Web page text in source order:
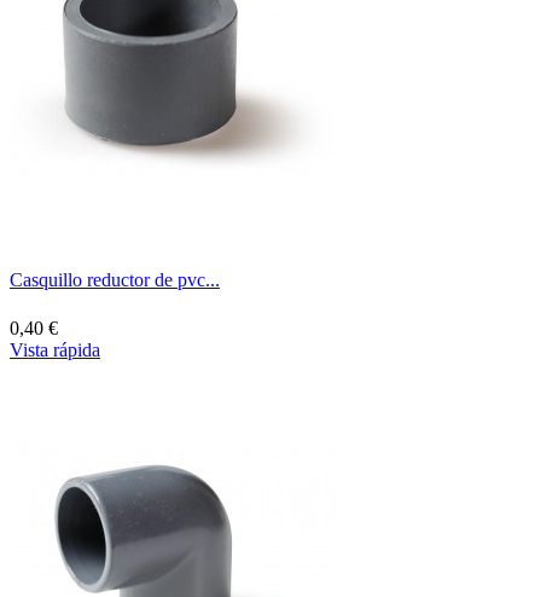
Casquillo reductor de pvc...
0,40 €
Vista rápida